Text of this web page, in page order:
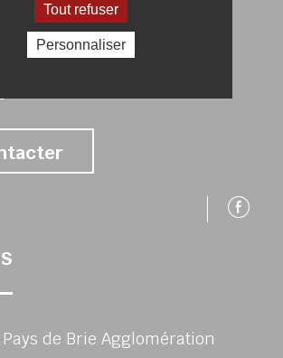
SUR-MORIN
de Brie Agglomération
Tout refuser
Personnaliser